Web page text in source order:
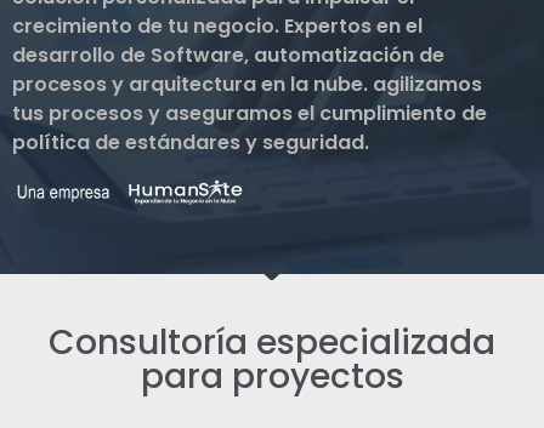
crecimiento de tu negocio. Expertos en el
desarrollo de Software, automatización de
procesos y arquitectura en la nube. agilizamos
tus procesos y aseguramos el cumplimiento de
política de estándares y seguridad.
Consultoría especializada
para proyectos